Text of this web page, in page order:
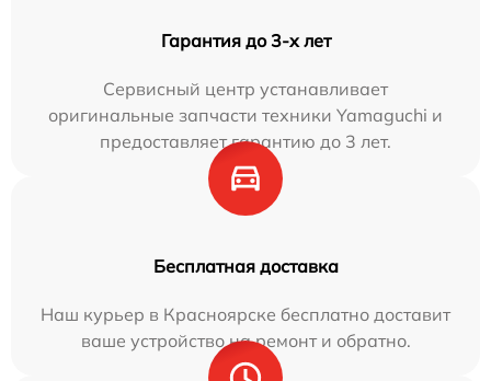
Гарантия до 3-х лет
Сервисный центр устанавливает
оригинальные запчасти техники Yamaguchi и
предоставляет гарантию до 3 лет.
Бесплатная доставка
Наш курьер в Красноярске бесплатно доставит
ваше устройство на ремонт и обратно.